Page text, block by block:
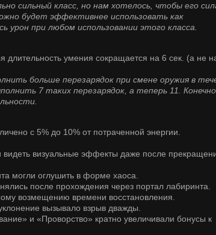
сильный класс, но нам хотелось, чтобы его
будет эффективнее использовать как
при любом использовании этого класса.
умения сокращается на 6 сек. (а не
больше перезарядок при смене оружия в
7 таких перезарядок, а теперь 11.
с 5% до 10% от потраченной энергии.
видеть визуальные эффекты даже после
могли оглушить в форме хаоса.
после прохождения через портал лабиринта.
возмещению времени восстановления.
вызывало взрыв дважды.
и «Проворство» кратно увеличивали бонусы к